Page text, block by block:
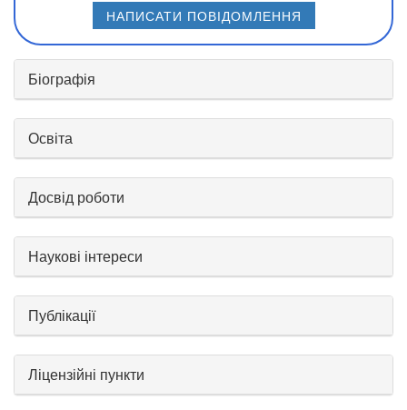
НАПИСАТИ ПОВІДОМЛЕННЯ
Біографія
Освіта
Досвід роботи
Наукові інтереси
Публікації
Ліцензійні пункти